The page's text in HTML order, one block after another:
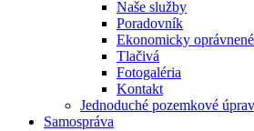
Naše služby
Poradovník
Ekonomicky
Tlačivá
Fotogaléria
Kontakt
Jednoduché pozemkové
Samospráva